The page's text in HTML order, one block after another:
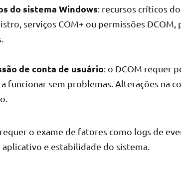
do sistema Windows: recursos críticos
serviços COM+ ou permissões DCOM,
de conta de usuário: o DCOM requer
funcionar sem problemas. Alterações na
o exame de fatores como logs de
e estabilidade do sistema.